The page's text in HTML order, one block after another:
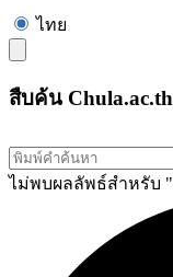
ไทย
สืบค้น Chula.ac.th
ไม่พบผลลัพธ์สำหรับ "